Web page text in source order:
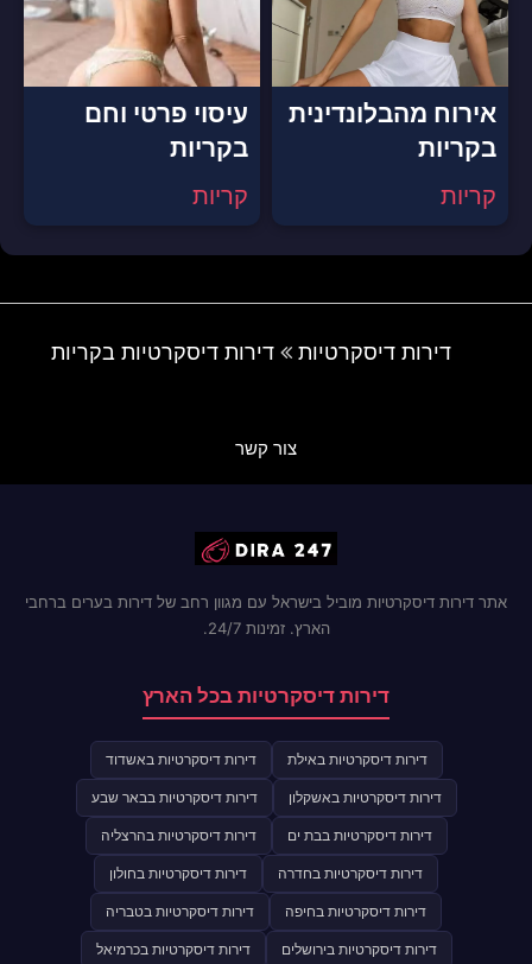
אירוח מהבלונדינית
בקריות
קריות
עיסוי פרטי וחם
בקריות
קריות
דירות דיסקרטיות דירות דיסקרטיות בקריות
צור קשר
אתר דירות דיסקרטיות מוביל בישראל עם מגוון רחב של דירות בערים ברחבי
הארץ. זמינות 24/7.
דירות דיסקרטיות בכל הארץ
דירות דיסקרטיות באילת דירות דיסקרטיות באשדוד
דירות דיסקרטיות באשקלון דירות דיסקרטיות בבאר שבע
דירות דיסקרטיות בבת ים דירות דיסקרטיות בהרצליה
דירות דיסקרטיות בחדרה דירות דיסקרטיות בחולון
דירות דיסקרטיות בחיפה דירות דיסקרטיות בטבריה
דירות דיסקרטיות בירושלים דירות דיסקרטיות בכרמיאל